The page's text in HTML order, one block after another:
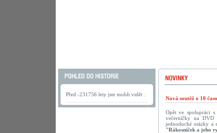
Před -231756 lety jste mohli vidět .
Nová soutěž o 10
Opět ve spolupráci
večerníčky na DVD
jednoduché otázky a
"Rákosníček a jeho